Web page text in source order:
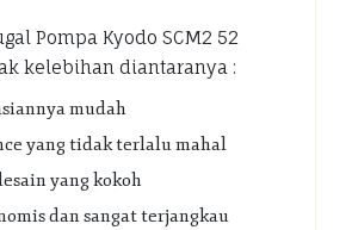
Pompa Kyodo SCM2 52
kelebihan diantaranya :
mudah
yang tidak terlalu mahal
yang kokoh
dan sangat terjangkau